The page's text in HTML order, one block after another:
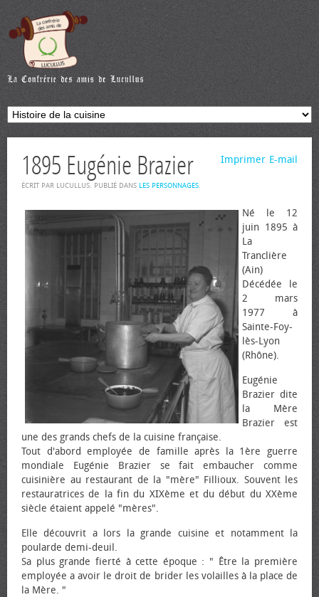
E-mail
Imprimer
1895 Eugénie Brazier
ÉCRIT PAR LUCULLUS. PUBLIÉ DANS LES PERSONNAGES.
Né le 12
juin 1895 à
La
Tranclière
(Ain)
Décédée le
2 mars
1977 à
Sainte-Foy-
lès-Lyon
(Rhône).
Eugénie
Brazier dite
la Mère
Brazier est
une des grands chefs de la cuisine française.
Tout d'abord employée de famille après la 1ère guerre
mondiale Eugénie Brazier se fait embaucher comme
cuisinière au restaurant de la "mère" Fillioux. Souvent les
restauratrices de la fin du XIXème et du début du XXème
siècle étaient appelé "mères".
Elle découvrit a lors la grande cuisine et notamment la
poularde demi-deuil.
Sa plus grande fierté à cette époque : " Être la première
employée a avoir le droit de brider les volailles à la place de
la Mère. "